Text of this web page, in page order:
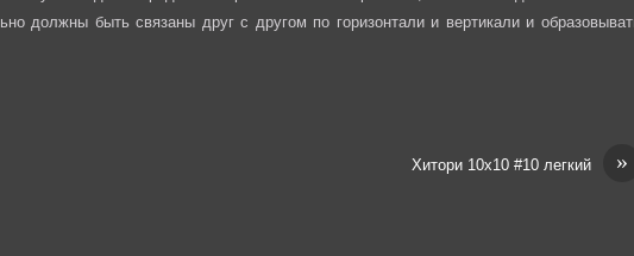
должны быть связаны друг с другом по горизонтали и вертикали и
»
Хитори 10х10 #10 легкий